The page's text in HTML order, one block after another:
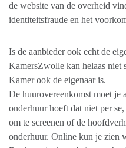
de website van de overheid
identiteitsfraude en het
Is de aanbieder ook echt de
KamersZwolle kan helaas niet
Kamer ook de eigenaar is.
De huurovereenkomst moet je
onderhuur hoeft dat niet per
om te screenen of de
onderhuur. Online kun je zien